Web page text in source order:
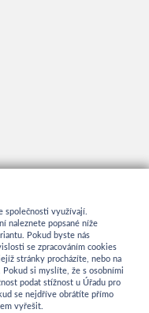
společnosti využívají.
naleznete popsané níže
Pokud byste nás
se zpracováním cookies
stránky procházíte, nebo na
Pokud si myslíte, že s osobními
podat stížnost u Úřadu pro
se nejdříve obrátíte přímo
vyřešit.